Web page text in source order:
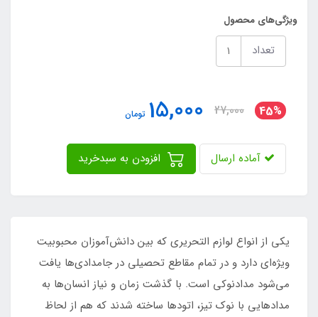
ویژگی‌های محصول
تعداد
45%
27,000
15,000 تومان
آماده ارسال
یکی از انواع لوازم التحریری که بین دانش‌آموزان محبوبیت
ویژه‌ای دارد و در تمام مقاطع تحصیلی در جامدادی‌ها یافت
می‌شود مدادنوکی است. با گذشت زمان و نیاز انسان‌ها به
مدادهایی با نوک تیز، اتودها ساخته شدند که هم از لحاظ